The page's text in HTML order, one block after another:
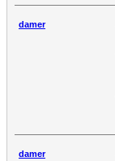
damer
damer